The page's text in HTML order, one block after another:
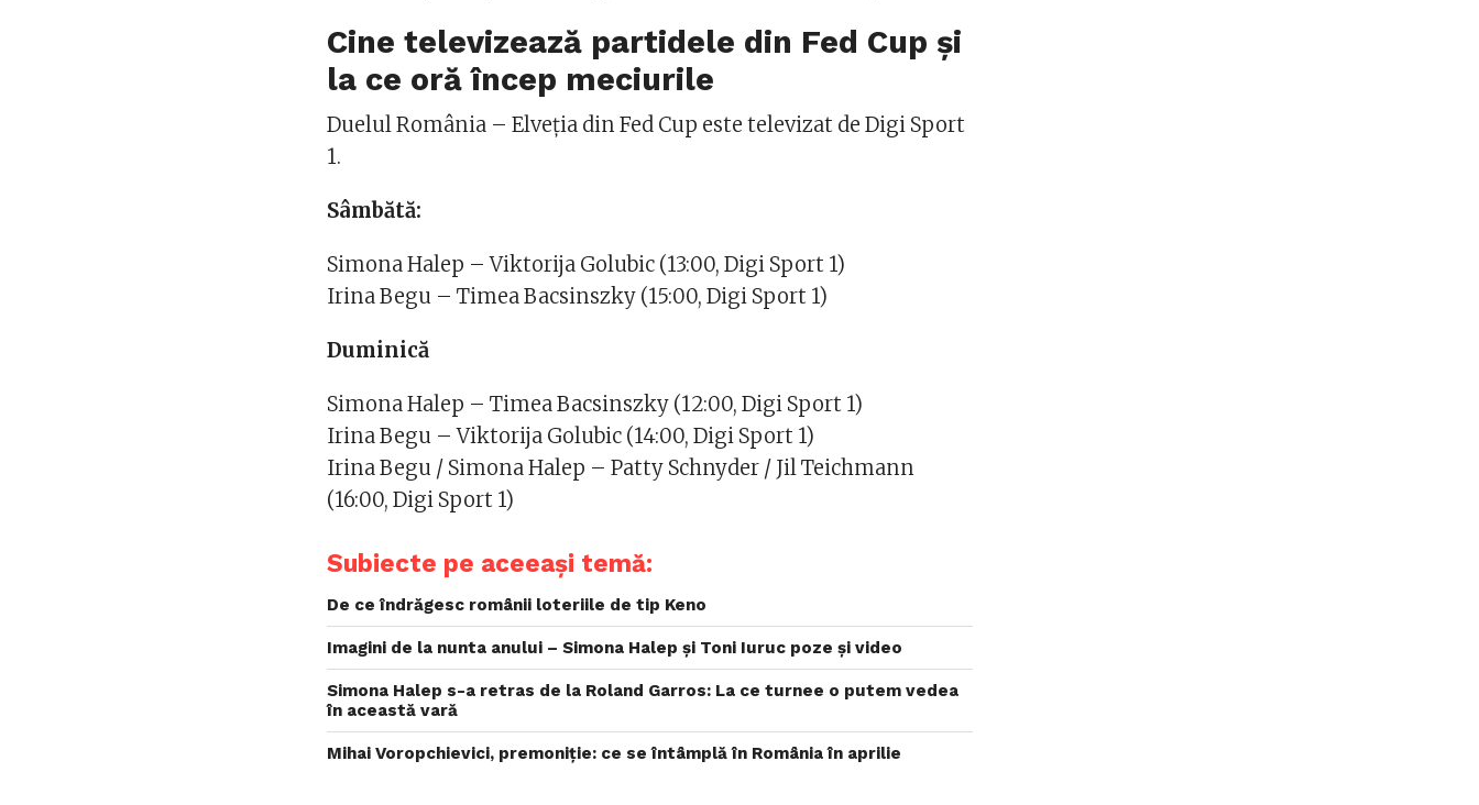
Cine televizează partidele din Fed Cup și
la ce oră încep meciurile
Duelul România – Elveția din Fed Cup este televizat de Digi Sport
1.
Sâmbătă:
Simona Halep – Viktorija Golubic (13:00, Digi Sport 1)
Irina Begu – Timea Bacsinszky (15:00, Digi Sport 1)
Duminică
Simona Halep – Timea Bacsinszky (12:00, Digi Sport 1)
Irina Begu – Viktorija Golubic (14:00, Digi Sport 1)
Irina Begu / Simona Halep – Patty Schnyder / Jil Teichmann
(16:00, Digi Sport 1)
Subiecte pe aceeași temă:
De ce îndrăgesc românii loteriile de tip Keno
Imagini de la nunta anului – Simona Halep și Toni Iuruc poze și video
Simona Halep s-a retras de la Roland Garros: La ce turnee o putem vedea
în această vară
Mihai Voropchievici, premoniție: ce se întâmplă în România în aprilie